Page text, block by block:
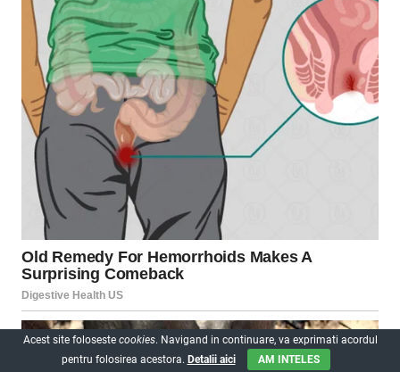
Acest site foloseste cookies. Navigand in continuare, va exprimati acordul
pentru folosirea acestora. Detalii aici AM INTELES